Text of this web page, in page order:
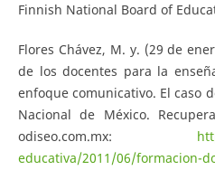
Finnish National Board of
Flores Chávez, M. y. (29 de
de los docentes para la
enfoque comunicativo. El caso
Nacional de México.
odiseo.com.mx:
educativa/2011/06/formacion-